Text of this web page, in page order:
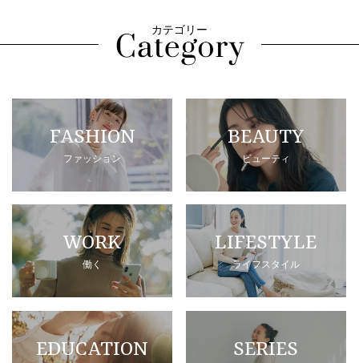
カテゴリー
FASHION
ファッション
BEAUTY
ビューティ
WORK
働く
LIFESTYLE
ライフスタイル
EDUCATION SERIES